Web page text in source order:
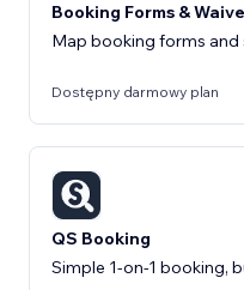
Booking Forms &
Map booking forms
Dostępny darmowy plan
QS Booking
Simple 1-on-1 booking,